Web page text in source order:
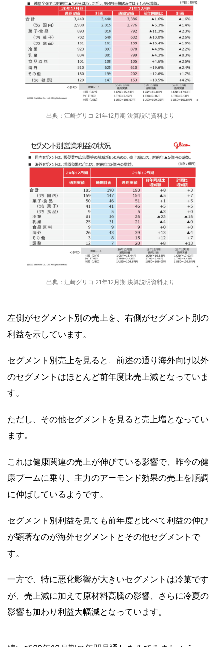
出典：江崎グリコ 21年12月期 決算説明資料より
出典：江崎グリコ 21年12月期 決算説明資料より
左側がセグメント別の売上を、右側がセグメント別の
利益を示しています。
セグメント別売上を見ると、前述の通り海外向け以外
のセグメントはほとんど前年度比売上減となっていま
す。
ただし、その他セグメントを見ると売上増となってい
ます。
これは健康関連の売上が伸びている影響で、昨今の健
康ブームに乗り、主力のアーモンド効果の売上を順調
に伸ばしているようです。
セグメント別利益を見ても前年度と比べて利益の伸び
が顕著なのが海外セグメントとその他セグメントで
す。
一方で、特に悪化影響が大きいセグメントは冷菓です
が、売上減に加えて原材料高騰の影響、さらに冷夏の
影響も加わり利益大幅減となっています。